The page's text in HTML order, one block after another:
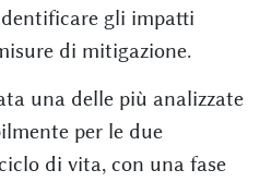
gli impatti
di mitigazione.
una delle più analizzate
per le due
di vita, con una fase